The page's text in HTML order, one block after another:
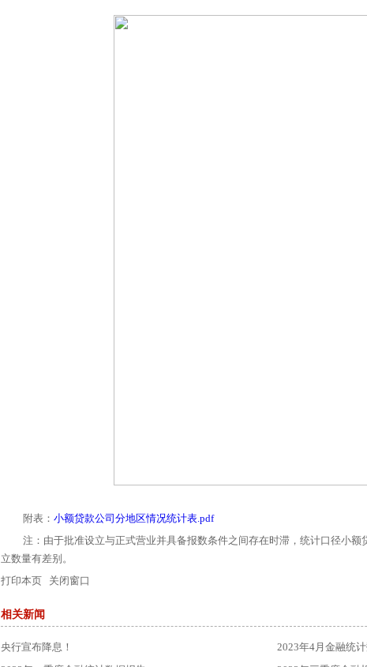
附表： 小额贷款公司分地区情况统计表.pdf
注：由于批准设立与正式营业并具备报数条件之间存在时滞，统计口径小
立数量有差别。
打印本页
关闭窗口
相关新闻
央行宣布降息！
2023年4月金融统